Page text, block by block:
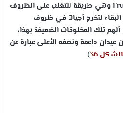
وهي طريقة للتغلب على الظروف
لتخرج أجيالاً في ظروف
تلك المخلوقات الضعيفة بهذا،
داعمة ونصفه الأعلى عبارة عن
36
)